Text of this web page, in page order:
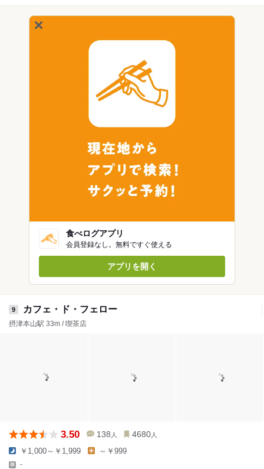
食べログアプリ
会員登録なし。無料ですぐ使える
アプリを開く
9 カフェ・ド・フェロー
摂津本山駅 33m / 喫茶店
3.50 138 人 4680 人
￥1,000～￥1,999 ～￥999
-